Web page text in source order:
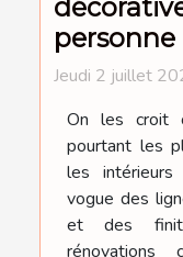
personne
Jeudi 2 juillet
On les croit
pourtant les
les intérieurs
vogue des
et des